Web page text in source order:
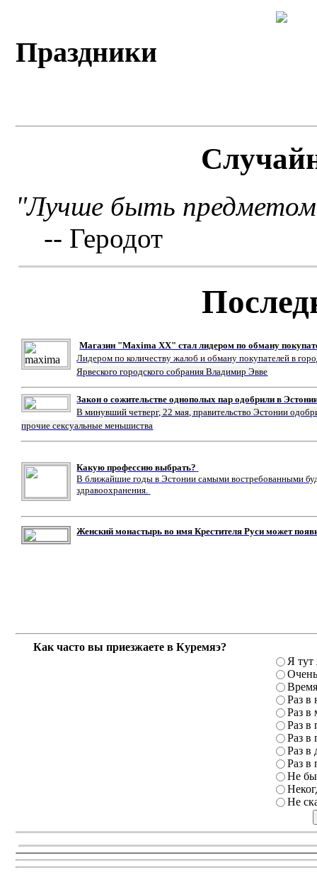
Праздники
"Лучше быть
-- Геродот
Магазин "Maxima XX" стал лидером по обману
Лидером по количеству жалоб и обману покупателей в
Ярвеского городского собрания Владимир Эвве
Закон о сожительстве однополых пар одобрили в
В минувший четверг, 22 мая, правительство Эстонии
прочие сексуальные меньшиства
Какую профессию выбрать?
В ближайшие годы в Эстонии самыми востребованными
здравоохранения.
Женский монастырь во имя Крестителя Руси может
Как часто вы приезжаете в Куремяэ?
Я тут
Раз в
Раз в
Раз в
Раз в
Раз в
Раз в
Не
Не